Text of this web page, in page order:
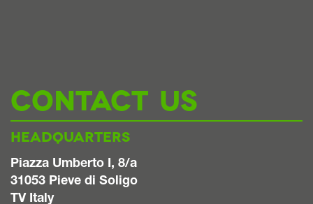
CONTACT US
HEADQUARTERS
Piazza Umberto I, 8/a
31053 Pieve di Soligo
TV Italy